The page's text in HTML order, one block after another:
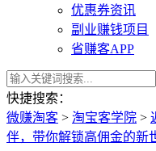
优惠券资讯
副业赚钱项目
省赚客APP
快捷搜索：
微赚淘客 > 淘宝客学院 >
伴，带你解锁高佣金的新